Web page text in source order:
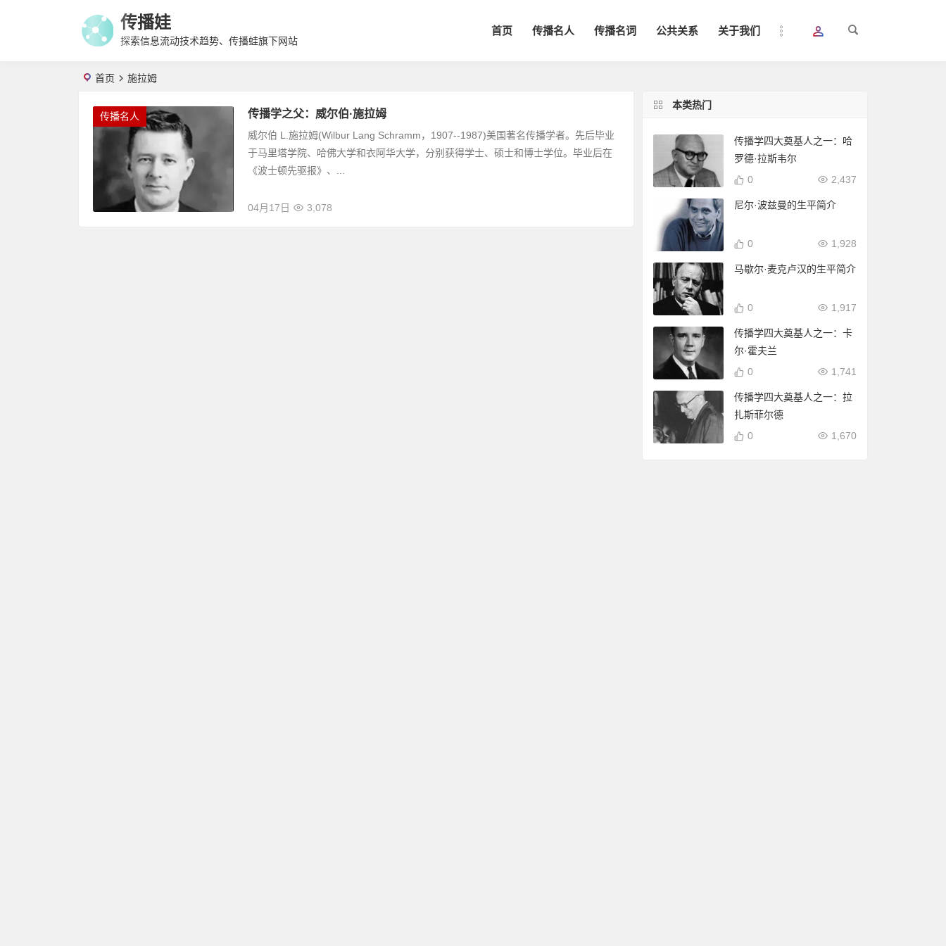
传播娃
探索信息流动技术趋势、传播蛙旗下网站
首页 传播名人 传播名词 公共关系 关于我们
首页 施拉姆
传播名人 传播学之父：威尔伯·施拉姆
威尔伯 L.施拉姆(Wilbur Lang Schramm，1907--1987)美国著名传播学者。先后毕业
于马里塔学院、哈佛大学和衣阿华大学，分别获得学士、硕士和博士学位。毕业后在
《波士顿先驱报》、...
04月17日 3,078
本类热门
传播学四大奠基人之一：哈
罗德·拉斯韦尔
2,437
0
尼尔·波兹曼的生平简介
1,928
0
马歇尔·麦克卢汉的生平简介
1,917
0
传播学四大奠基人之一：卡
尔·霍夫兰
1,741
0
传播学四大奠基人之一：拉
扎斯菲尔德
1,670
0